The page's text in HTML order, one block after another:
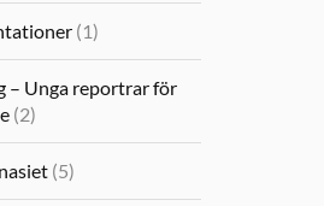
(1)
– Unga reportrar för
(2)
(5)